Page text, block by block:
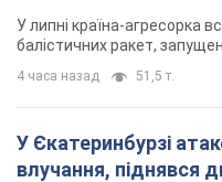
У липні країна-агресорка
балістичних ракет,
4 часа назад 51,5 т.
У Єкатеринбурзі
влучання, піднявся